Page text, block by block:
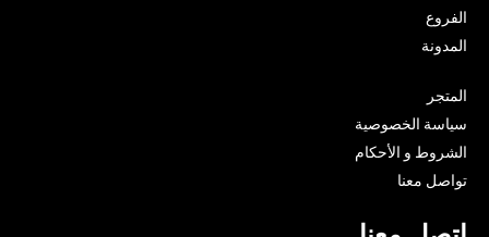
الفروع
المدونة
المتجر
سياسة الخصوصية
الشروط و الأحكام
تواصل معنا